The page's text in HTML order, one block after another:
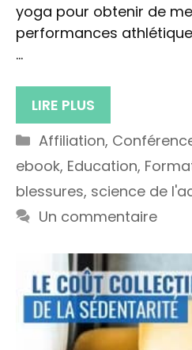
yoga pour obtenir de
performances
…
LIRE PLUS
Catégories
Affiliation,
ebook, Education,
blessures, science de
Un commentaire